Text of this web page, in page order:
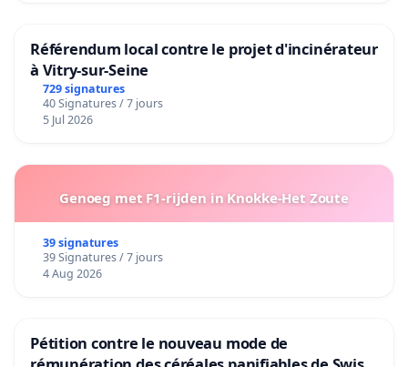
Référendum local contre le projet d'incinérateur
à Vitry-sur-Seine
729 signatures
40 Signatures / 7 jours
5 Jul 2026
Genoeg met F1-rijden in Knokke-Het Zoute
39 signatures
39 Signatures / 7 jours
4 Aug 2026
Pétition contre le nouveau mode de